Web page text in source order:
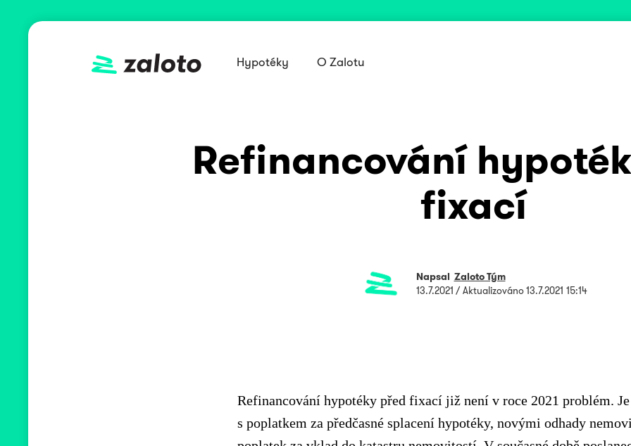
Hypotéky O Zalotu
Refinancování
fixací
Napsal Zaloto Tým
13.7.2021 / Aktualizováno13.7.2021 15:14
Refinancování hypotéky před fixací již není v roce 2021 problém.
s poplatkem za předčasné splacení hypotéky, novými odhady